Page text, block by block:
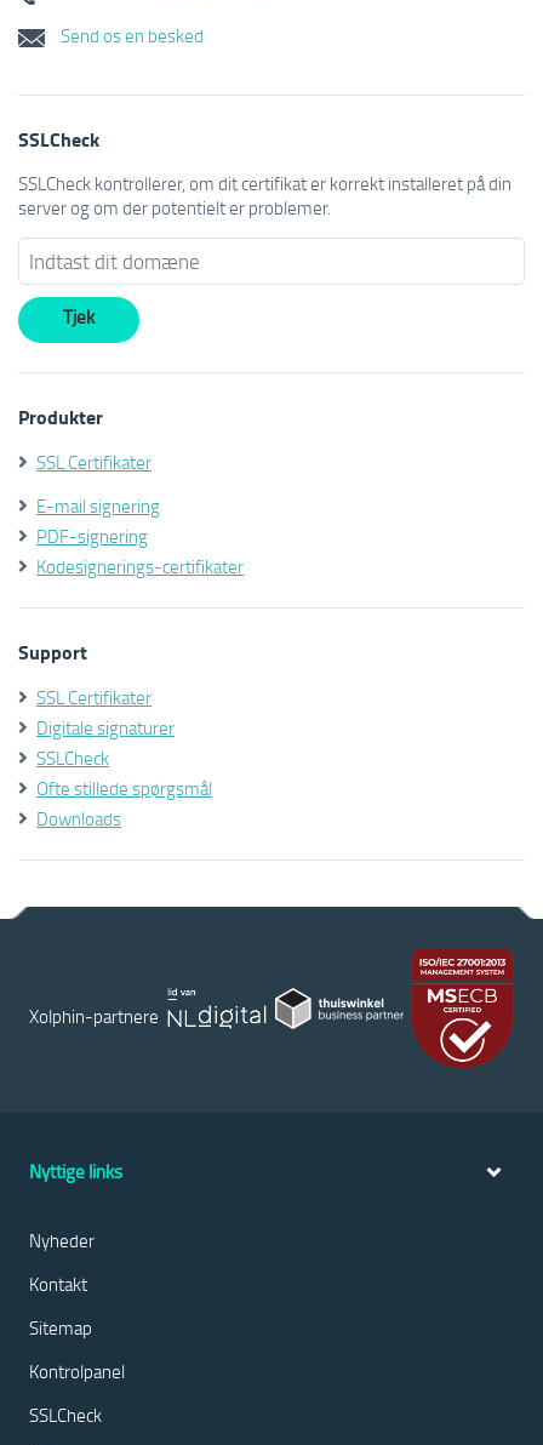
Send os en besked
SSLCheck
SSLCheck kontrollerer, om dit certifikat er korrekt installeret på din
server og om der potentielt er problemer.
Produkter
SSL Certifikater
E-mail signering
PDF-signering
Kodesignerings-certifikater
Support
SSL Certifikater
Digitale signaturer
SSLCheck
Ofte stillede spørgsmål
Downloads
Xolphin-partnere
Nyttige links
Nyheder
Kontakt
Sitemap
Kontrolpanel
SSLCheck